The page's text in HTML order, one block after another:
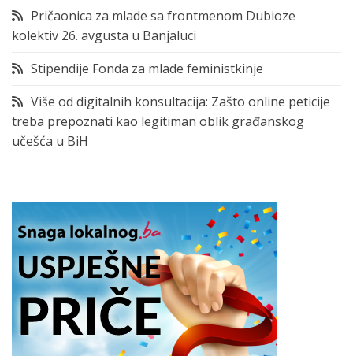
Pričaonica za mlade sa frontmenom Dubioze
kolektiv 26. avgusta u Banjaluci
Stipendije Fonda za mlade feministkinje
Više od digitalnih konsultacija: Zašto online peticije
treba prepoznati kao legitiman oblik građanskog
učešća u BiH